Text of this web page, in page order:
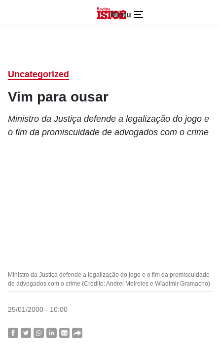
Menu
Uncategorized
Vim para ousar
Ministro da Justiça defende a legalização do jogo e
o fim da promiscuidade de advogados com o crime
Ministro da Justiça defende a legalização do jogo e o fim da promiscuidade
de advogados com o crime (Crédito: Andrei Meireles e Wladimir Gramacho)
25/01/2000 - 10:00